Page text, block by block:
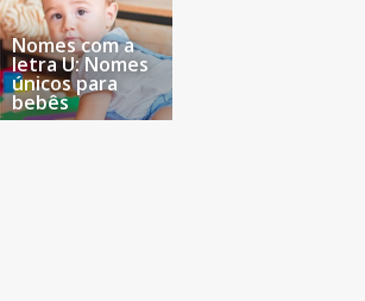
Nomes com a
letra U: Nomes
únicos para
bebês